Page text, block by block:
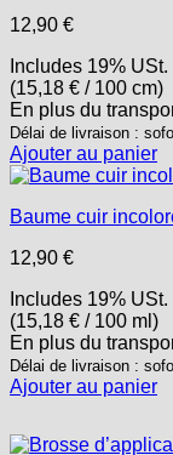
12,90 €
Includes 19% USt.
(15,18 € / 100 cm)
En plus du
Délai de livraison :
Ajouter au panier
Baume cuir
12,90 €
Includes 19% USt.
(15,18 € / 100 ml)
En plus du
Délai de livraison :
Ajouter au panier